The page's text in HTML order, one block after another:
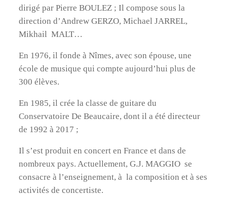
dirigé par Pierre BOULEZ ; Il compose sous la
direction d’Andrew GERZO, Michael JARREL,
Mikhail MALT…
En 1976, il fonde à Nîmes, avec son épouse, une
école de musique qui compte aujourd’hui plus de
300 élèves.
En 1985, il crée la classe de guitare du
Conservatoire De Beaucaire, dont il a été directeur
de 1992 à 2017 ;
Il s’est produit en concert en France et dans de
nombreux pays. Actuellement, G.J. MAGGIO se
consacre à l’enseignement, à la composition et à ses
activités de concertiste.